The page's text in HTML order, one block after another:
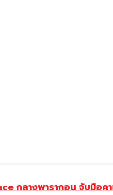
กลางพารากอน จับมื